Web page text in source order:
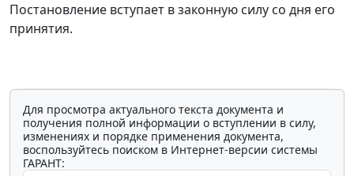
Постановление вступает в законную силу со дня его
принятия.
Для просмотра актуального текста документа и
получения полной информации о вступлении в силу,
изменениях и порядке применения документа,
воспользуйтесь поиском в Интернет-версии системы
ГАРАНТ: